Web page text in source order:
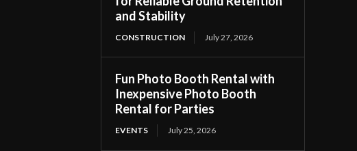
and Stability
CONSTRUCTION July 27, 2026
Fun Photo Booth Rental with
Inexpensive Photo Booth
Rental for Parties
EVENTS July 25, 2026